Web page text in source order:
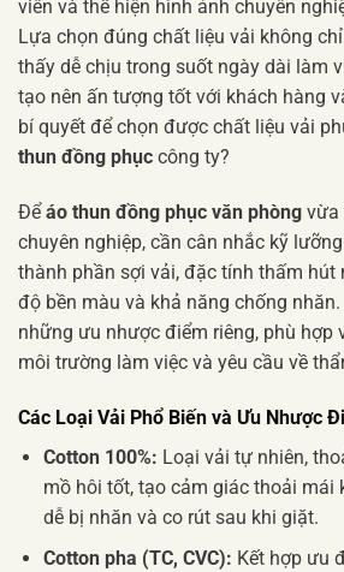
viên và thể hiện hình ảnh chuyên
Lựa chọn đúng chất liệu vải không
thấy dễ chịu trong suốt ngày dài làm
tạo nên ấn tượng tốt với khách hàng
bí quyết để chọn được chất liệu vải
thun đồng phục công ty?
Đểáo thun đồng phục văn phòng vừa
chuyên nghiệp, cần cân nhắc kỹ
thành phần sợi vải, đặc tính thấm hút
độ bền màu và khả năng chống
những ưu nhược điểm riêng, phù hợp
môi trường làm việc và yêu cầu về
Các Loại Vải Phổ Biến và Ưu Nhược
Cotton 100%: Loại vải tự nhiên,
mồ hôi tốt, tạo cảm giác thoải mái
dễ bị nhăn và co rút sau khi giặt.
Cotton pha (TC, CVC): Kết hợp ưu